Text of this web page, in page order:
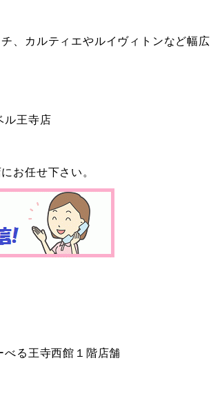
、カルティエやルイヴィトンなど幅広
ル王寺店
お任せ下さい。
る王寺西館１階店舗